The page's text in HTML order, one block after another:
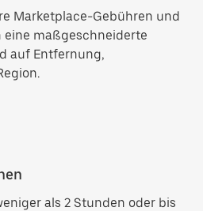
Marketplace-Gebühren und
eine maßgeschneiderte
auf Entfernung,
als 2 Stunden oder bis